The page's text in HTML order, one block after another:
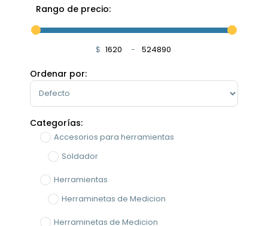
Rango de precio:
$ Minimum Price
-Maximum Price
Ordenar por:
Sort Products
Categorías:
Accesorios para herramientas
Soldador
Herramientas
Herraminetas de Medicion
Herraminetas de Medicion